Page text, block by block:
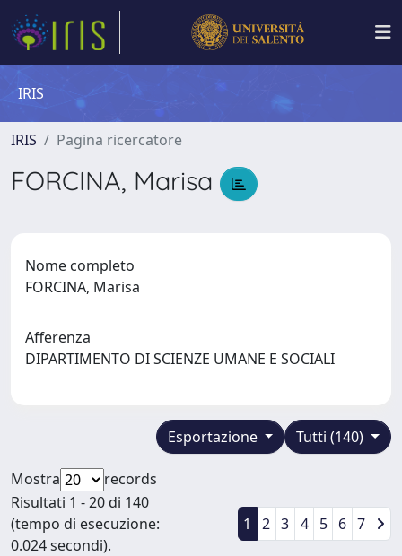
IRIS
IRIS Pagina ricercatore
FORCINA, Marisa
Nome completo
FORCINA, Marisa
Afferenza
DIPARTIMENTO DI SCIENZE UMANE E SOCIALI
Tutti (140)
Esportazione
Mostra
records
Risultati 1 - 20 di 140
(tempo di esecuzione:
0.024 secondi).
1 2 3 4 5 6 7